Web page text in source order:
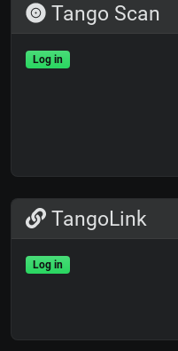
Tango Scan
Log in
TangoLink
Log in